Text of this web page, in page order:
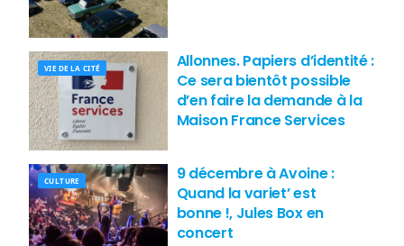
VIE DE LA CITÉ
Allonnes. Papiers d’identité :
Ce sera bientôt possible
d’en faire la demande à la
Maison France Services
CULTURE
9 décembre à Avoine :
Quand la variet’ est
bonne !, Jules Box en
concert